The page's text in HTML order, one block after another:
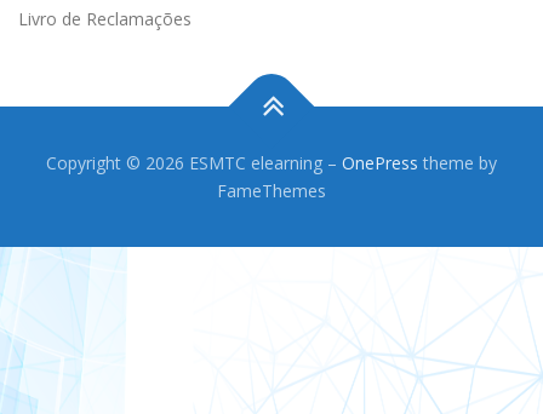
Livro de Reclamações
Copyright © 2026 ESMTC elearning – OnePress theme by
FameThemes